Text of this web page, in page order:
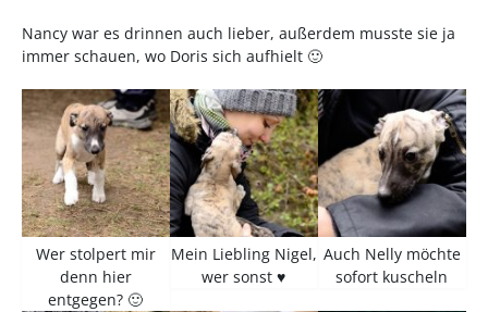
Nancy war es drinnen auch lieber, außerdem musste sie ja
immer schauen, wo Doris sich aufhielt 🙂
Wer stolpert mir
denn hier
entgegen? 🙂
Mein Liebling Nigel,
wer sonst ♥
Auch Nelly möchte
sofort kuscheln